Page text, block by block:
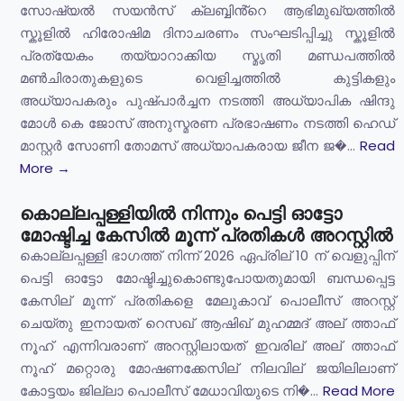
സോഷ്യൽ സയൻസ് ക്ലബ്ബിൻ്റെ ആഭിമുഖ്യത്തിൽ
സ്കൂളിൽ ഹിരോഷിമ ദിനാചരണം സംഘടിപ്പിച്ചു സ്കൂളിൽ
പ്രത്യേകം തയ്യാറാക്കിയ സ്മൃതി മണ്ഡപത്തിൽ
മൺചിരാതുകളുടെ വെളിച്ചത്തിൽ കുട്ടികളും
അധ്യാപകരും പുഷ്പാർച്ചന നടത്തി അധ്യാപിക ഷിന്ദു
മോൾ കെ ജോസ് അനുസ്മരണ പ്രഭാഷണം നടത്തി ഹെഡ്
മാസ്റ്റർ സോണി തോമസ് അധ്യാപകരായ ജീന ജ�... Read
More →
കൊല്ലപ്പള്ളിയില്‍ നിന്നും പെട്ടി ഓട്ടോ
മോഷ്ടിച്ച കേസില്‍ മൂന്ന് പ്രതികള്‍ അറസ്റ്റില്‍
കൊല്ലപ്പള്ളി ഭാഗത്ത് നിന്ന് 2026 ഏപ്രില് 10 ന് വെളുപ്പിന്
പെട്ടി ഓട്ടോ മോഷ്ടിച്ചുകൊണ്ടുപോയതുമായി ബന്ധപ്പെട്ട
കേസില് മൂന്ന് പ്രതികളെ മേലുകാവ് പൊലീസ് അറസ്റ്റ്
ചെയ്തു ഇനായത് റെസഖ് ആഷിഖ് മുഹമ്മദ് അല് ത്താഫ്
നൂഹ് എന്നിവരാണ് അറസ്റ്റിലായത് ഇവരില് അല് ത്താഫ്
നൂഹ് മറ്റൊരു മോഷണക്കേസില് നിലവില് ജയിലിലാണ്
കോട്ടയം ജില്ലാ പൊലീസ് മേധാവിയുടെ നി�... Read More